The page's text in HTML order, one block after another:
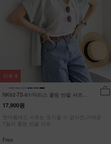
NK62-TS-61/마리스 쿨링 반팔 셔츠
17,900원
한여름에도 셔츠는 포기할 수 없다면,가벼운
7컬러 쿨링 반팔 셔츠
Free
리뷰 9